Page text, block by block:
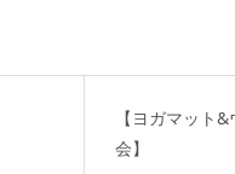
【ヨガマット
会】